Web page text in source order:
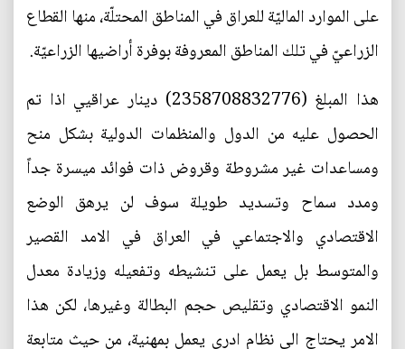
على الموارد الماليّة للعراق في المناطق المحتلّة، منها القطاع
الزراعيّ في تلك المناطق المعروفة بوفرة أراضيها الزراعيّة.
هذا المبلغ (2358708832776) دينار عراقيي اذا تم
الحصول عليه من الدول والمنظمات الدولية بشكل منح
ومساعدات غير مشروطة وقروض ذات فوائد ميسرة جداً
ومدد سماح وتسديد طويلة سوف لن يرهق الوضع
الاقتصادي والاجتماعي في العراق في الامد القصير
والمتوسط بل يعمل على تنشيطه وتفعيله وزيادة معدل
النمو الاقتصادي وتقليص حجم البطالة وغيرها، لكن هذا
الامر يحتاج الى نظام ادري يعمل بمهنية، من حيث متابعة